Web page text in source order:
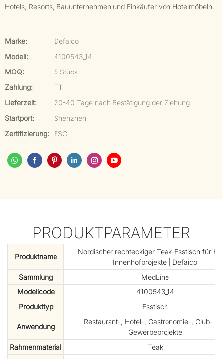
Hotels, Resorts, Bauunternehmen und Einkäufer von Hotelmöbeln.
Marke:
Defaico
Modell:
4100543_14
MOQ:
5 Stück
Zahlung:
TT
Lieferzeit:
20-40 Tage nach Bestätigung der Ziehung
Startport:
Shenzhen
Zertifizierung:
FSC
PRODUKTPARAMETER
Produktname
Nordischer rechteckiger Teak-Esstisch für
Innenhofprojekte | Defaico
Sammlung
MedLine
Modellcode
4100543_14
Produkttyp
Esstisch
Anwendung
Restaurant-, Hotel-, Gastronomie-, Club-
Gewerbeprojekte
Rahmenmaterial
Teak